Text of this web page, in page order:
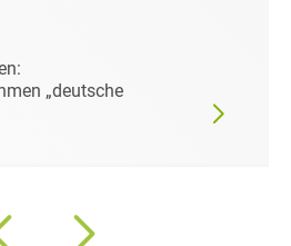
„deutsche